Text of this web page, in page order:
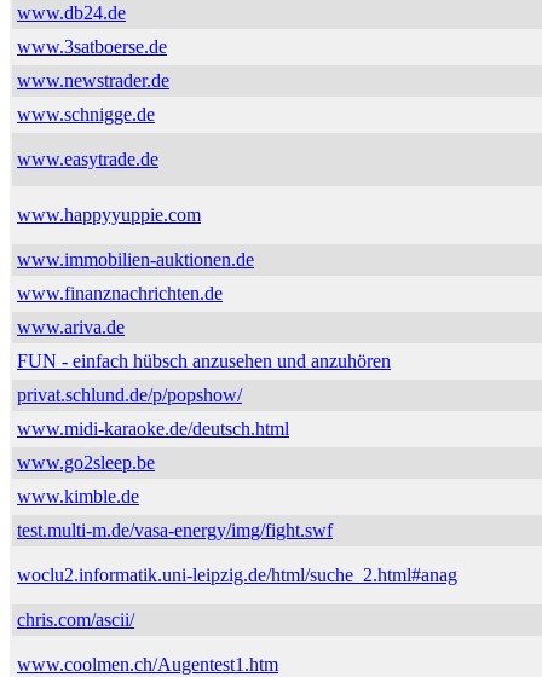
www.db24.de
www.3satboerse.de
www.newstrader.de
www.schnigge.de
www.easytrade.de
www.happyyuppie.com
www.immobilien-auktionen.de
www.finanznachrichten.de
www.ariva.de
FUN - einfach hübsch anzusehen und anzuhören
privat.schlund.de/p/popshow/
www.midi-karaoke.de/deutsch.html
www.go2sleep.be
www.kimble.de
test.multi-m.de/vasa-energy/img/fight.swf
woclu2.informatik.uni-leipzig.de/html/suche_2.html#anag
chris.com/ascii/
www.coolmen.ch/Augentest1.htm